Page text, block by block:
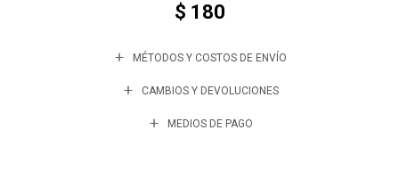
$ 180
MÉTODOS Y COSTOS DE ENVÍO
CAMBIOS Y DEVOLUCIONES
MEDIOS DE PAGO